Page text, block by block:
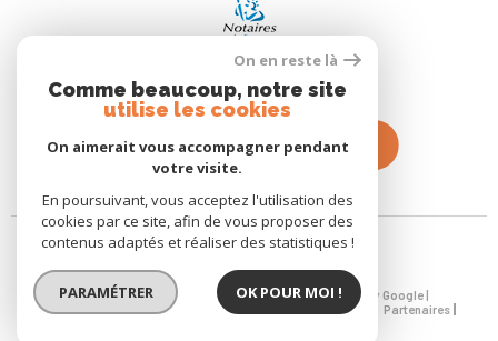
© 2026 | Tous droits réservés | Traduction powered by Google |
Nos Honoraires
Plan Du Site Mentions Légales Admin
Partenaires
On en reste là
Comme beaucoup, notre site
utilise les cookies
On aimerait vous accompagner pendant
votre visite.
En poursuivant, vous acceptez l'utilisation des
cookies par ce site, afin de vous proposer des
contenus adaptés et réaliser des statistiques !
PARAMÉTRER OK POUR MOI !